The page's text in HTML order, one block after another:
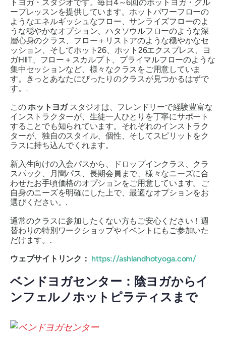
トヨガ・スタジオです。毎日4～6回のホットヨガ・グル
ープレッスンを提供しています。ホットパワーフローの
ようなエネルギッシュなフロー、サンライズフローのよ
うな穏やかなオプション、ハタソウルフローのような深
層心身のクラス、フロー＋リストアのような穏やかなセ
ッション、そしてホット26、ホット26エクスプレス、ヨ
ガHIIT、フロー＋スカルプト、プライマルフローのような
集中セッションなど、様々なクラスをご用意していま
す。きっとあなたにぴったりのクラスが見つかるはずで
す。.
このホットヨガスタジオは、フレンドリーで経験豊富な
インストラクターが、生徒一人ひとりを丁寧にサポート
することでも知られています。それぞれのインストラク
ターが、独自のスタイル、個性、そしてスピリットをク
ラスに持ち込んでくれます。
新入生向けの入会パスから、ドロップインクラス、クラ
スパック、月間パス、長期会員まで、様々なニーズに合
わせたお手頃価格のオプションをご用意しています。ご
自身のニーズを明確にした上で、最適なオプションをお
選びください。.
通常のクラスに参加したくない方もご安心ください！週
替わりの特別ワークショップやイベントにもご参加いた
だけます。.
ウェブサイトリンク： https://ashlandhotyoga.com/
ベンドヨガセンター：陰ヨガからイ
ンフェルノホットピラティスまで